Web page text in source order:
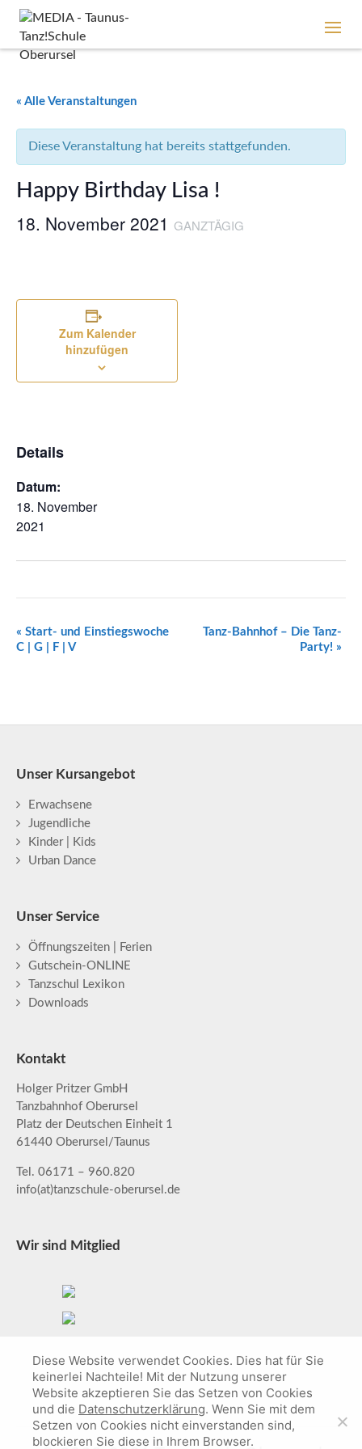
« Alle Veranstaltungen
Diese Veranstaltung hat bereits stattgefunden.
Happy Birthday Lisa !
18. November 2021 GANZTÄGIG
Zum Kalender
hinzufügen
Details
Datum:
18. November
2021
Veranstaltung
Navigation
« Start- und Einstiegswoche
C | G | F | V
Tanz-Bahnhof – Die Tanz-
Party! »
Unser Kursangebot
Erwachsene
Jugendliche
Kinder | Kids
Urban Dance
Unser Service
Öffnungszeiten | Ferien
Gutschein-ONLINE
Tanzschul Lexikon
Downloads
Kontakt
Holger Pritzer GmbH
Tanzbahnhof Oberursel
Platz der Deutschen Einheit 1
61440 Oberursel/Taunus
Tel. 06171 – 960.820
info(at)tanzschule-oberursel.de
Wir sind Mitglied
Diese Website verwendet Cookies. Dies hat für Sie
keinerlei Nachteile! Mit der Nutzung unserer
Website akzeptieren Sie das Setzen von Cookies
und die Datenschutzerklärung. Wenn Sie mit dem
Setzen von Cookies nicht einverstanden sind,
blockieren Sie diese in Ihrem Browser.